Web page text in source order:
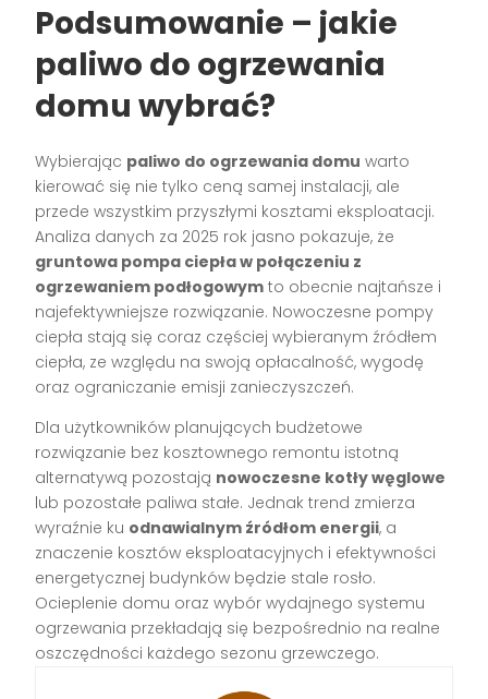
Podsumowanie – jakie
paliwo do ogrzewania
domu wybrać?
Wybierając paliwo do ogrzewania domu warto
kierować się nie tylko ceną samej instalacji, ale
przede wszystkim przyszłymi kosztami eksploatacji.
Analiza danych za 2025 rok jasno pokazuje, że
gruntowa pompa ciepła w połączeniu z
ogrzewaniem podłogowym to obecnie najtańsze i
najefektywniejsze rozwiązanie. Nowoczesne pompy
ciepła stają się coraz częściej wybieranym źródłem
ciepła, ze względu na swoją opłacalność, wygodę
oraz ograniczanie emisji zanieczyszczeń.
Dla użytkowników planujących budżetowe
rozwiązanie bez kosztownego remontu istotną
alternatywą pozostają nowoczesne kotły węglowe
lub pozostałe paliwa stałe. Jednak trend zmierza
wyraźnie ku odnawialnym źródłom energii, a
znaczenie kosztów eksploatacyjnych i efektywności
energetycznej budynków będzie stale rosło.
Ocieplenie domu oraz wybór wydajnego systemu
ogrzewania przekładają się bezpośrednio na realne
oszczędności każdego sezonu grzewczego.